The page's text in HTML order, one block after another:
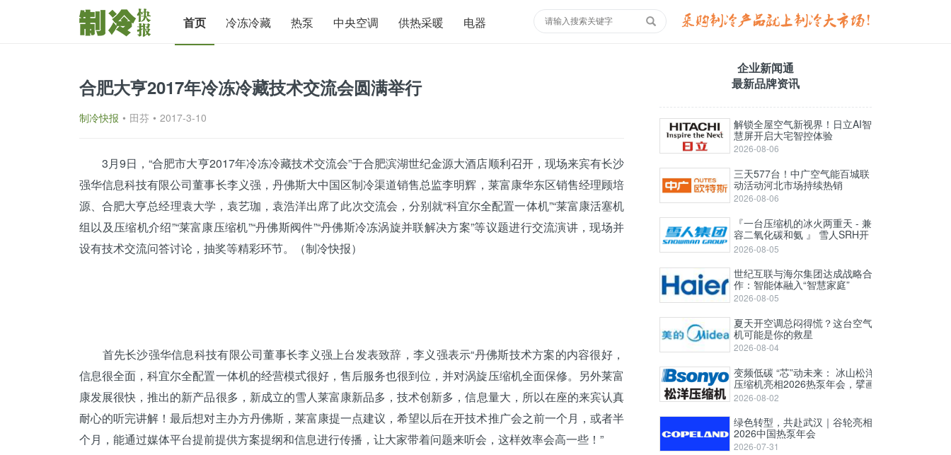
首页 冷冻冷藏 热泵 中央空调 供热采暖 电器
合肥大亨2017年冷冻冷藏技术交流会圆满举行
制冷快报 • 田芬 • 2017-3-10
3月9日，“合肥市大亨2017年冷冻冷藏技术交流会”于合肥滨湖世纪金源大酒店顺利召开，现场来宾有长沙
强华信息科技有限公司董事长李义强， 丹佛斯大中国区制冷渠道销售总监李明辉， 莱富康华东区销售经理顾培
源、合肥大亨总经理袁大学，袁艺珈，袁浩洋出席了此次交流会，分别就“科宜尔全配置一体机”“莱富康活塞机
组以及压缩机介绍”“莱富康压缩机”“丹佛斯阀件”“丹佛斯冷冻涡旋并联解决方案”等议题进行交流演讲，现场并
设有技术交流问答讨论，抽奖等精彩环节。（制冷快报）
首先长沙强华信息科技有限公司董事长李义强上台发表致辞，李义强表示“丹佛斯技术方案的内容很好，
信息很全面，科宜尔全配置一体机的经营模式很好，售后服务也很到位，并对涡旋压缩机全面保修。另外莱富
康发展很快，推出的新产品很多，新成立的雪人莱富康新品多，技术创新多，信息量大，所以在座的来宾认真
耐心的听完讲解！最后想对主办方丹佛斯，莱富康提一点建议，希望以后在开技术推广会之前一个月，或者半
个月，能通过媒体平台提前提供方案提纲和信息进行传播，让大家带着问题来听会，这样效率会高一些！”
企业新闻通
最新品牌资讯
解锁全屋空气新视界！日立AI智
慧屏开启大宅智控体验
2026-08-06
三天577台！中广空气能百城联
动活动河北市场持续热销
2026-08-06
『一台压缩机的冰火两重天 - 兼
容二氧化碳和氨 』 雪人SRH开
启式高压螺杆压缩机
2026-08-05
世纪互联与海尔集团达成战略合
作：智能体融入“智慧家庭”
2026-08-05
夏天开空调总闷得慌？这台空气
机可能是你的救星
2026-08-04
变频低碳 “芯”动未来： 冰山松洋
压缩机亮相2026热泵年会，擘画
工业高温与极寒采暖新图景
2026-08-02
绿色转型，共赴武汉｜谷轮亮相
2026中国热泵年会
2026-07-31